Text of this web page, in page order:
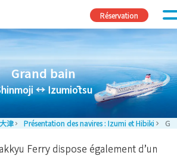
Réservation
Grand bain
↔ Izumiōtsu
津 Présentation des navires : Izumi et Hibiki
Ferry dispose également d’un